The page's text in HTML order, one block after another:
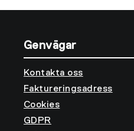
Genvägar
Kontakta oss
Faktureringsadress
Cookies
GDPR